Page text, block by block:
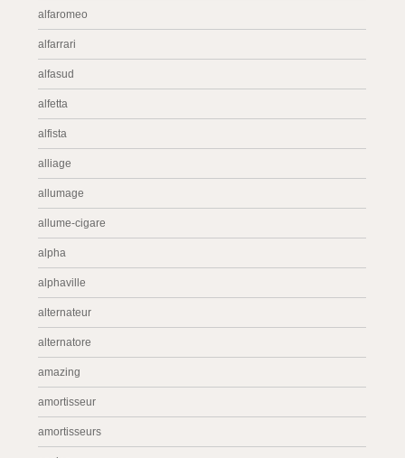
alfaromeo
alfarrari
alfasud
alfetta
alfista
alliage
allumage
allume-cigare
alpha
alphaville
alternateur
alternatore
amazing
amortisseur
amortisseurs